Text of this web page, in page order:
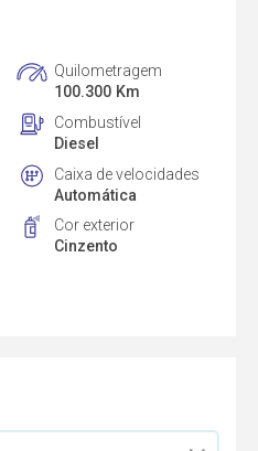
Quilometragem
100.300 Km
Combustível
Diesel
Caixa de velocidades
Automática
Cor exterior
Cinzento